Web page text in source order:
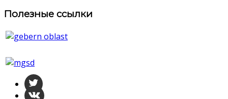
Полезные ссылки